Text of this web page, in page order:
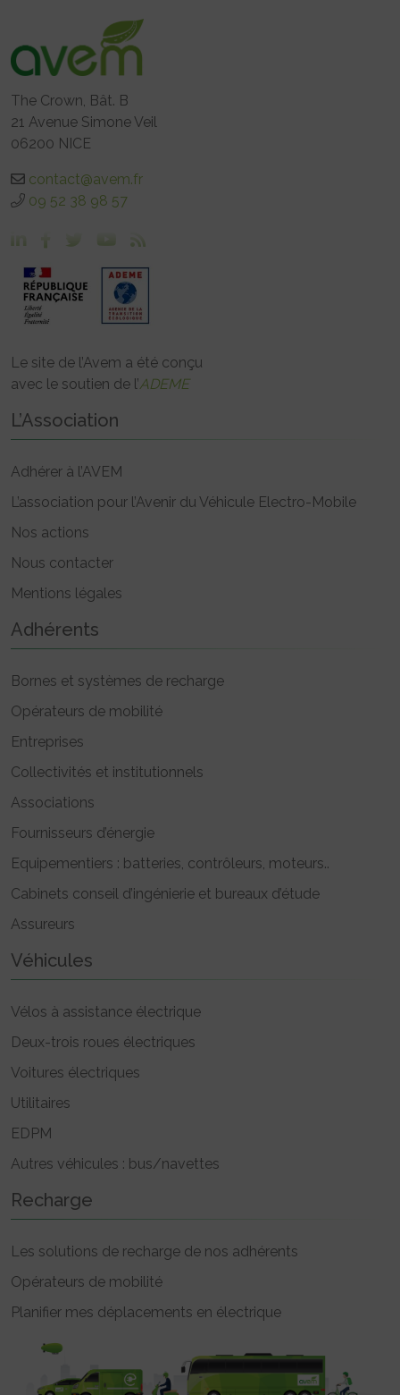
The Crown, Bât. B
21 Avenue Simone Veil
06200 NICE
contact@avem.fr
09 52 38 98 57
Le site de l’Avem a été conçu
avec le soutien de l’ADEME
L’Association
Adhérer à l’AVEM
L’association pour l’Avenir du Véhicule Electro-Mobile
Nos actions
Nous contacter
Mentions légales
Adhérents
Bornes et systèmes de recharge
Opérateurs de mobilité
Entreprises
Collectivités et institutionnels
Associations
Fournisseurs d’énergie
Equipementiers : batteries, contrôleurs, moteurs..
Cabinets conseil d’ingénierie et bureaux d’étude
Assureurs
Véhicules
Vélos à assistance électrique
Deux-trois roues électriques
Voitures électriques
Utilitaires
EDPM
Autres véhicules : bus/navettes
Recharge
Les solutions de recharge de nos adhérents
Opérateurs de mobilité
Planifier mes déplacements en électrique